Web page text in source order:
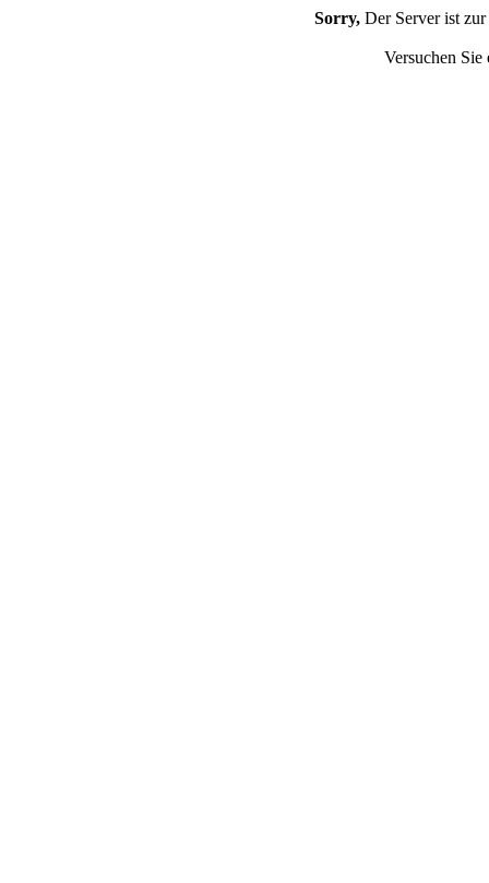
Sorry, Der Server ist
Versuchen